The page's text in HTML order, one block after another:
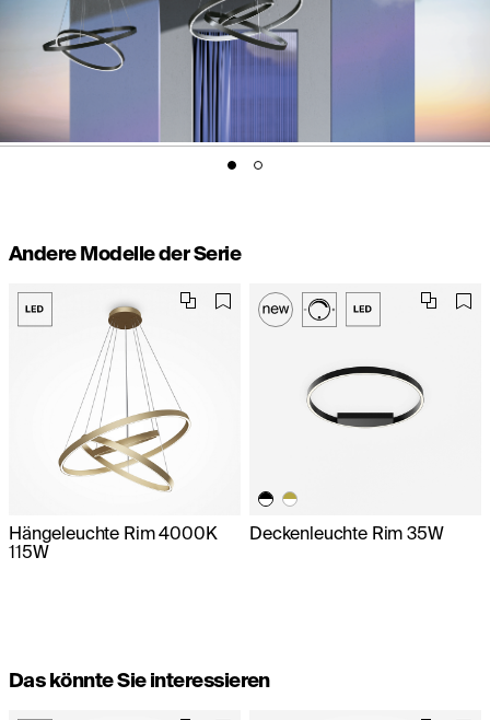
Andere Modelle der Serie
Hängeleuchte Rim 4000K
115W
Deckenleuchte Rim 35W
Das könnte Sie interessieren